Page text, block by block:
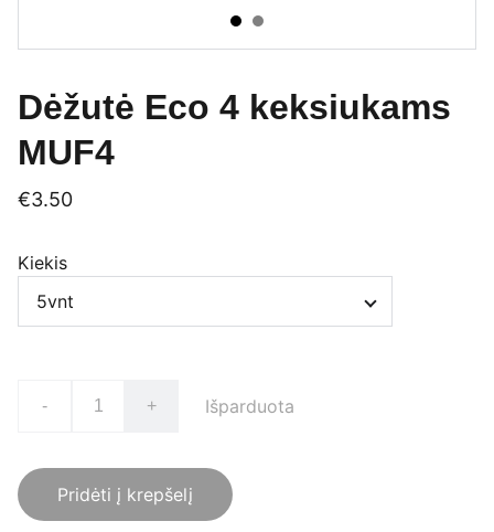
Dėžutė Eco 4 keksiukams
MUF4
€3.50
Kiekis
- + Išparduota
Pridėti į krepšelį